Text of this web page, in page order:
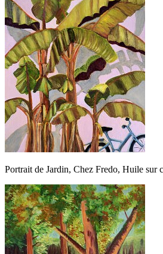
Portrait de Jardin, Chez Fredo, Huile sur